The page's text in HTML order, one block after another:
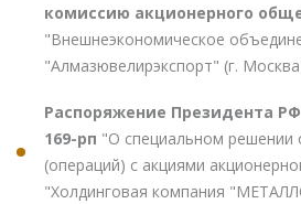
комиссию акционерного
"Внешнеэкономическое
"Алмазювелирэкспорт" (г.
Распоряжение Президента РФ
169-рп "О специальном решении
(операций) с акциями
"Холдинговая компания